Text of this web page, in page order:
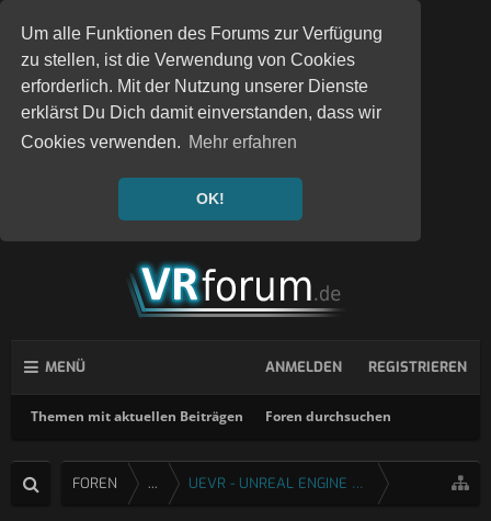
Um alle Funktionen des Forums zur Verfügung
zu stellen, ist die Verwendung von Cookies
erforderlich. Mit der Nutzung unserer Dienste
erklärst Du Dich damit einverstanden, dass wir
Cookies verwenden. Mehr erfahren
OK!
MENÜ
Themen mit aktuellen Beiträgen Foren durchsuchen
ANMELDEN REGISTRIEREN
FOREN ... UEVR - UNREAL ENGINE 4 & 5 VR INJEKTOR